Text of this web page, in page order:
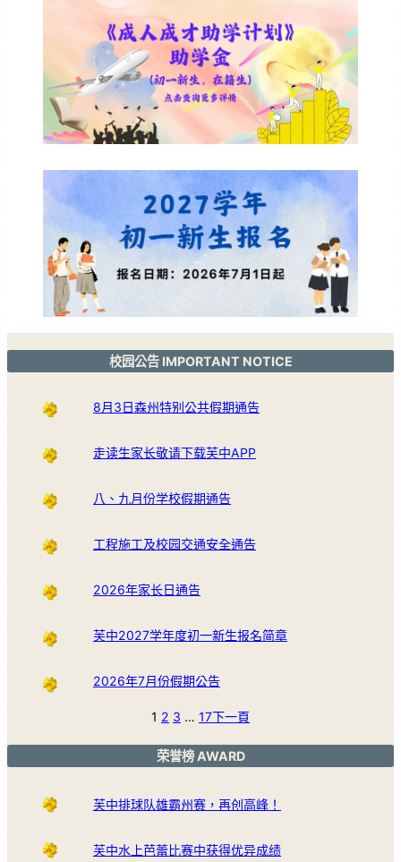
校园公告 IMPORTANT NOTICE
8月3日森州特别公共假期通告
走读生家长敬请下载芙中APP
八、九月份学校假期通告
工程施工及校园交通安全通告
2026年家长日通告
芙中2027学年度初一新生报名简章
2026年7月份假期公告
1 2 3 … 17下一頁
荣誉榜 AWARD
芙中排球队雄霸州赛，再创高峰！
芙中水上芭蕾比赛中获得优异成绩